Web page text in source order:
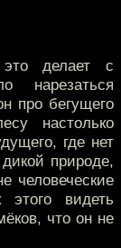
делает с
нарезаться
про бегущего
настолько
где нет
природе,
человеческие
этого видеть
что он не